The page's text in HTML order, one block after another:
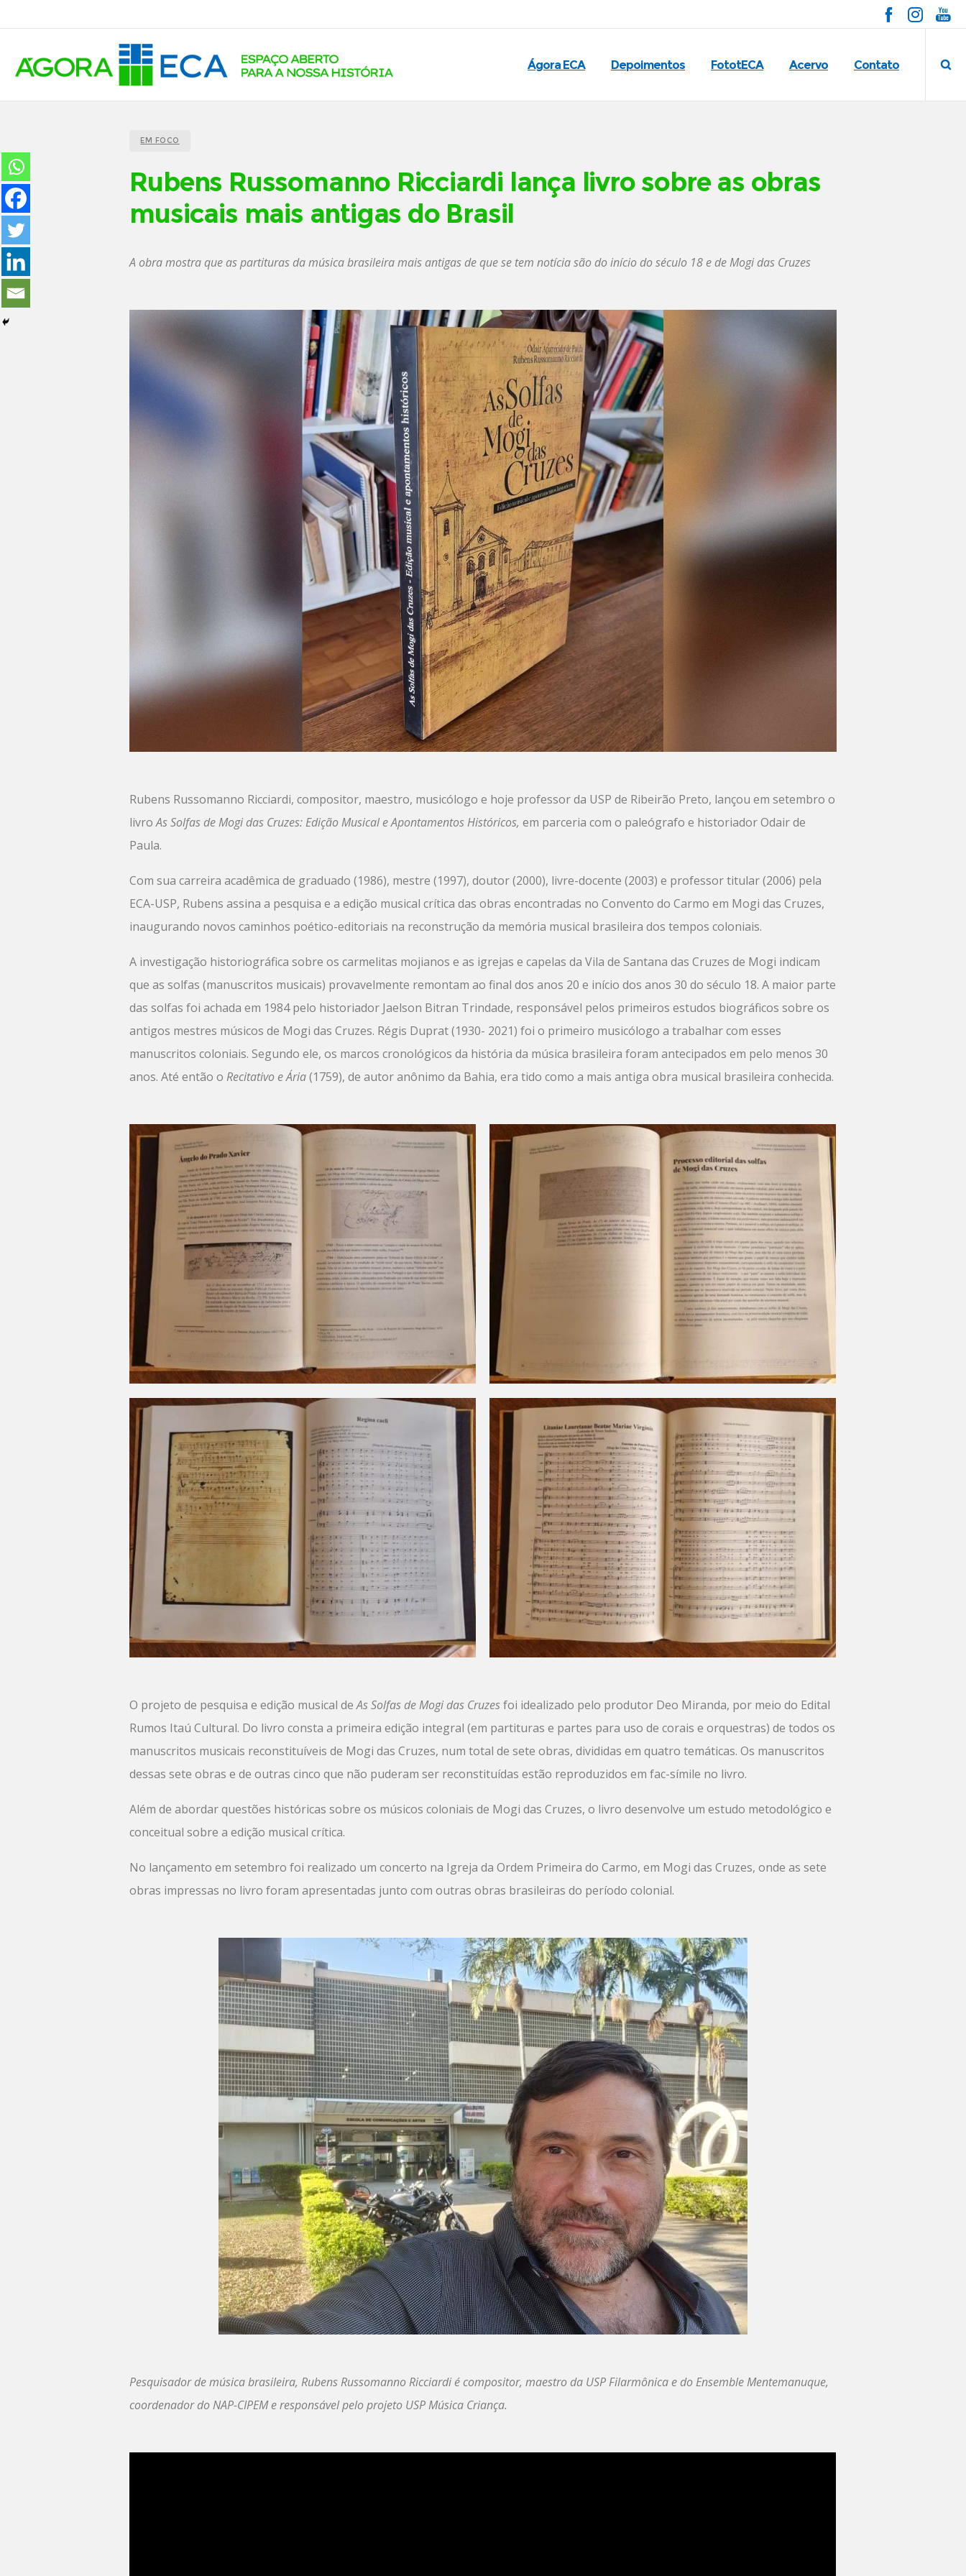
Ágora ECA Depoimentos FototECA Acervo Contato
EM FOCO
Rubens Russomanno Ricciardi lança livro sobre as obras
musicais mais antigas do Brasil
A obra mostra que as partituras da música brasileira mais antigas de que se tem notícia são do início do século 18 e de Mogi das Cruzes
Rubens Russomanno Ricciardi, compositor, maestro, musicólogo e hoje professor da USP de Ribeirão Preto, lançou em setembro o
livroAs Solfas de Mogi das Cruzes: Edição Musical e Apontamentos Históricos,em parceria com o paleógrafo e historiador Odair de
Paula.
Com sua carreira acadêmica de graduado (1986), mestre (1997), doutor (2000), livre-docente (2003) e professor titular (2006) pela
ECA-USP, Rubens assina a pesquisa e a edição musical crítica das obras encontradas no Convento do Carmo em Mogi das Cruzes,
inaugurando novos caminhos poético-editoriais na reconstrução da memória musical brasileira dos tempos coloniais.
A investigação historiográfica sobre os carmelitas mojianos e as igrejas e capelas da Vila de Santana das Cruzes de Mogi indicam
que as solfas (manuscritos musicais) provavelmente remontam ao final dos anos 20 e início dos anos 30 do século 18. A maior parte
das solfas foi achada em 1984 pelo historiador Jaelson Bitran Trindade, responsável pelos primeiros estudos biográficos sobre os
antigos mestres músicos de Mogi das Cruzes. Régis Duprat (1930- 2021) foi o primeiro musicólogo a trabalhar com esses
manuscritos coloniais. Segundo ele, os marcos cronológicos da história da música brasileira foram antecipados em pelo menos 30
anos. Até então oRecitativo e Ária(1759), de autor anônimo da Bahia, era tido como a mais antiga obra musical brasileira conhecida.
O projeto de pesquisa e edição musical deAs Solfas de Mogi das Cruzesfoi idealizado pelo produtor Deo Miranda, por meio do Edital
Rumos Itaú Cultural. Do livro consta a primeira edição integral (em partituras e partes para uso de corais e orquestras) de todos os
manuscritos musicais reconstituíveis de Mogi das Cruzes, num total de sete obras, divididas em quatro temáticas. Os manuscritos
dessas sete obras e de outras cinco que não puderam ser reconstituídas estão reproduzidos em fac-símile no livro.
Além de abordar questões históricas sobre os músicos coloniais de Mogi das Cruzes, o livro desenvolve um estudo metodológico e
conceitual sobre a edição musical crítica.
No lançamento em setembro foi realizado um concerto na Igreja da Ordem Primeira do Carmo, em Mogi das Cruzes, onde as sete
obras impressas no livro foram apresentadas junto com outras obras brasileiras do período colonial.
Pesquisador de música brasileira, Rubens Russomanno Ricciardi é compositor, maestro da USP Filarmônica e do Ensemble Mentemanuque,
coordenador do NAP-CIPEM e responsável pelo projeto USP Música Criança.